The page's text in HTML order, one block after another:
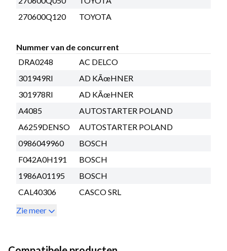
270600Q120
TOYOTA
Nummer van de concurrent
DRA0248
AC DELCO
301949RI
AD KÃœHNER
301978RI
AD KÃœHNER
A4085
AUTOSTARTER POLAND
A6259DENSO
AUTOSTARTER POLAND
0986049960
BOSCH
F042A0H191
BOSCH
1986A01195
BOSCH
CAL40306
CASCO SRL
Zie meer